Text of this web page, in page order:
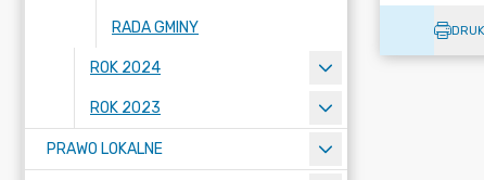
RADA GMINY
ROK 2024
ROK 2023
PRAWO LOKALNE